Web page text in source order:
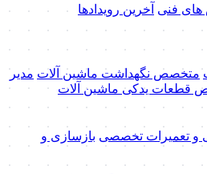
فنی آخرین رویدادها
متخصص نگهداشت ماشین آلات مدیر
قطعات یدکی ماشین آلات
و تعمیرات تخصصی بازسازی و